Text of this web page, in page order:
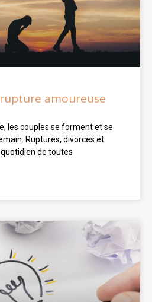
amoureuse
les couples se forment et se
Ruptures, divorces et
de toutes